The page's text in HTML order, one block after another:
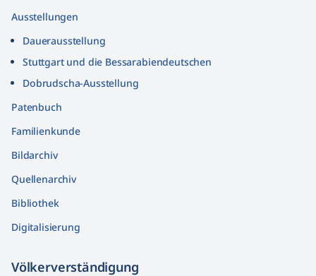
Ausstellungen
Dauerausstellung
Stuttgart und die Bessarabiendeutschen
Dobrudscha­-Ausstellung
Patenbuch
Familienkunde
Bildarchiv
Quellenarchiv
Bibliothek
Digitalisierung
Völkerver­ständigung